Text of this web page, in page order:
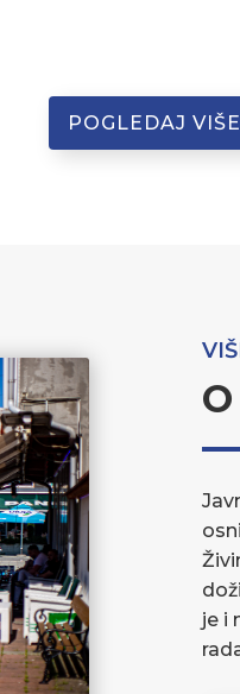
POGLEDAJ VIŠE
je i